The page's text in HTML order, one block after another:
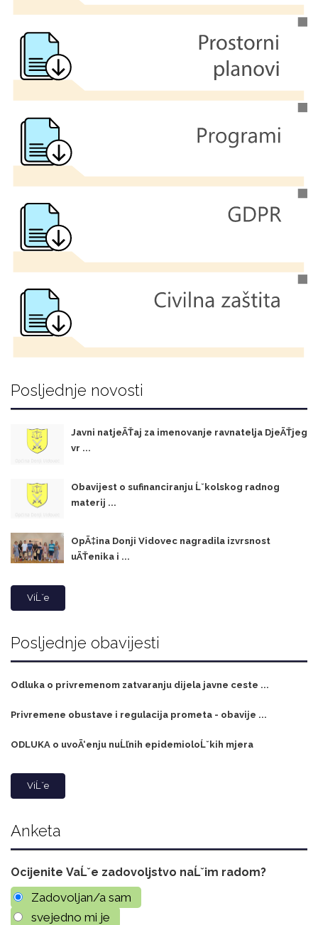
Posljednje novosti
Javni natjeÄŤaj za imenovanje ravnatelja DjeÄŤjeg
vr ...
Obavijest o sufinanciranju Ĺˇkolskog radnog
materij ...
OpÄ‡ina Donji Vidovec nagradila izvrsnost
uÄŤenika i ...
ViĹˇe
Posljednje obavijesti
Odluka o privremenom zatvaranju dijela javne ceste ...
Privremene obustave i regulacija prometa - obavije ...
ODLUKA o uvoÄ‘enju nuĹľnih epidemioloĹˇkih mjera
ViĹˇe
Anketa
Ocijenite VaĹˇe zadovoljstvo naĹˇim radom?
Zadovoljan/a sam
svejedno mi je